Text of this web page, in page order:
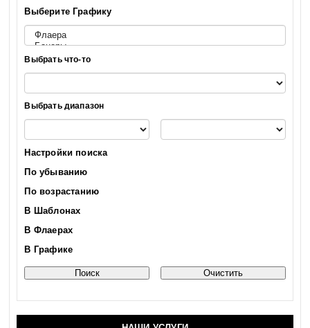
Выберите Графику
Выбрать что-то
Выбрать диапазон
Настройки поиска
По убыванию
По возрастанию
В Шаблонах
В Флаерах
В Графике